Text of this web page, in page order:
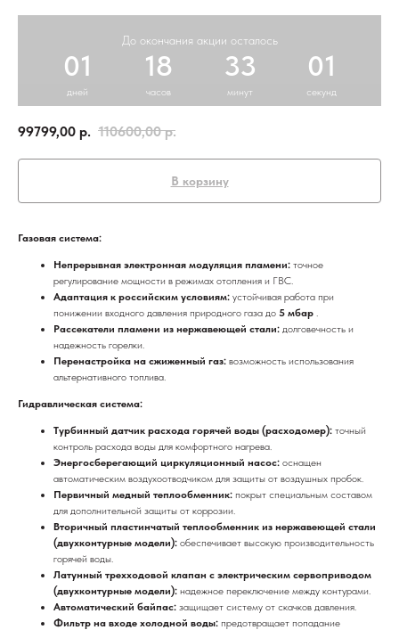
До окончания акции осталось
01
дней
18
часов
33
минут
01
секунд
99799,00 р. 110600,00 р.
В корзину
Газовая система:
Непрерывная электронная модуляция пламени: точное
регулирование мощности в режимах отопления и ГВС.
Адаптация к российским условиям: устойчивая работа при
понижении входного давления природного газа до 5 мбар .
Рассекатели пламени из нержавеющей стали: долговечность и
надежность горелки.
Перенастройка на сжиженный газ: возможность использования
альтернативного топлива.
Гидравлическая система:
Турбинный датчик расхода горячей воды (расходомер): точный
контроль расхода воды для комфортного нагрева.
Энергосберегающий циркуляционный насос: оснащен
автоматическим воздухоотводчиком для защиты от воздушных пробок.
Первичный медный теплообменник: покрыт специальным составом
для дополнительной защиты от коррозии.
Вторичный пластинчатый теплообменник из нержавеющей стали
(двухконтурные модели): обеспечивает высокую производительность
горячей воды.
Латунный трехходовой клапан с электрическим сервоприводом
(двухконтурные модели): надежное переключение между контурами.
Автоматический байпас: защищает систему от скачков давления.
Фильтр на входе холодной воды: предотвращает попадание